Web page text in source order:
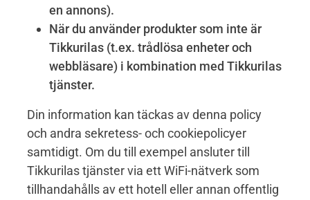
en annons).
När du använder produkter som inte är
Tikkurilas (t.ex. trådlösa enheter och
webbläsare) i kombination med Tikkurilas
tjänster.
Din information kan täckas av denna policy
och andra sekretess- och cookiepolicyer
samtidigt. Om du till exempel ansluter till
Tikkurilas tjänster via ett WiFi-nätverk som
tillhandahålls av ett hotell eller annan offentlig